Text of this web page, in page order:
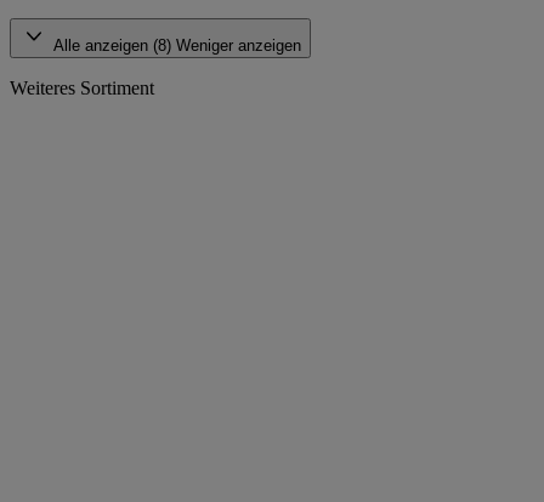
Alle anzeigen (8) Weniger anzeigen
Weiteres Sortiment